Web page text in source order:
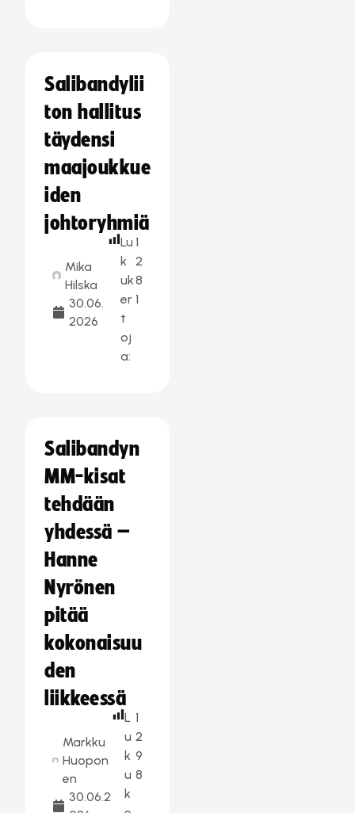
Salibandylii
ton hallitus
täydensi
maajoukkue
iden
johtoryhmiä
Mika
Hilska
30.06.
2026
Lu
k
uk
er
t
oj
a:
1
2
8
1
Salibandyn
MM-kisat
tehdään
yhdessä –
Hanne
Nyrönen
pitää
kokonaisuu
den
liikkeessä
Markku
Huopon
en
30.06.2
L
u
k
u
k
1
2
9
8